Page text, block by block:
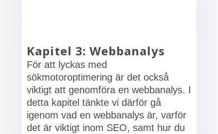
Kapitel 3: Webbanalys
För att lyckas med
sökmotoroptimering är det också
viktigt att genomföra en webbanalys. I
detta kapitel tänkte vi därför gå
igenom vad en webbanalys är, varför
det är viktigt inom SEO, samt hur du